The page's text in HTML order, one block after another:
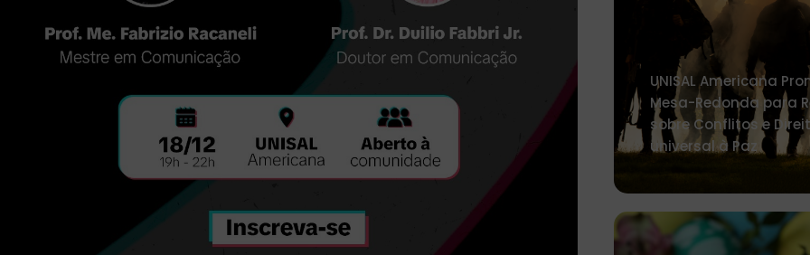
UNISAL Americana
Mesa-Redonda para
sobre Conflitos e
universal à Paz